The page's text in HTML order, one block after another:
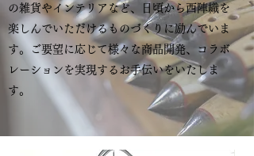
の雑貨やインテリアなど、日頃から西陣織を
楽しんでいただけるものづくりに励んでいま
す。ご要望に応じて様々な商品開発、コラボ
レーションを実現するお手伝いをいたしま
す。